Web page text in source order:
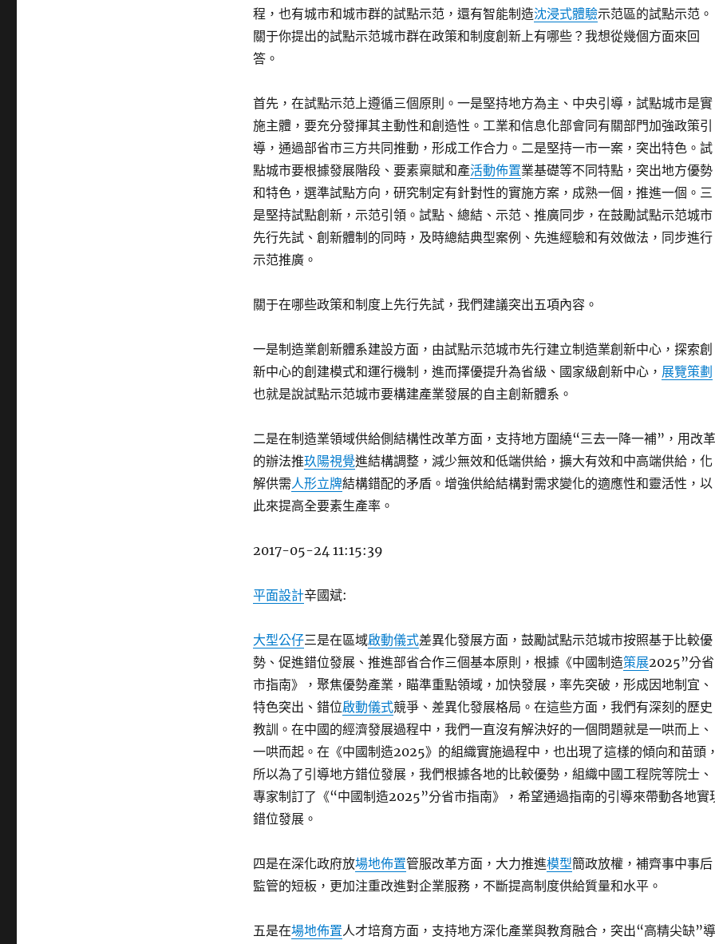
程，也有城市和城市群的試點示范，還有智能制造沈浸式體驗示范區的試點示范。
關于你提出的試點示范城市群在政策和制度創新上有哪些？我想從幾個方面來回
答。
首先，在試點示范上遵循三個原則。一是堅持地方為主、中央引導，試點城市是實
施主體，要充分發揮其主動性和創造性。工業和信息化部會同有關部門加強政策引
導，通過部省市三方共同推動，形成工作合力。二是堅持一市一案，突出特色。試
點城市要根據發展階段、要素稟賦和產活動佈置業基礎等不同特點，突出地方優勢
和特色，選準試點方向，研究制定有針對性的實施方案，成熟一個，推進一個。三
是堅持試點創新，示范引領。試點、總結、示范、推廣同步，在鼓勵試點示范城市
先行先試、創新體制的同時，及時總結典型案例、先進經驗和有效做法，同步進行
示范推廣。
關于在哪些政策和制度上先行先試，我們建議突出五項內容。
一是制造業創新體系建設方面，由試點示范城市先行建立制造業創新中心，探索創
新中心的創建模式和運行機制，進而擇優提升為省級、國家級創新中心， 展覽策劃
也就是說試點示范城市要構建產業發展的自主創新體系。
二是在制造業領域供給側結構性改革方面，支持地方圍繞“三去一降一補”，用改革
的辦法推玖陽視覺進結構調整，減少無效和低端供給，擴大有效和中高端供給，化
解供需人形立牌結構錯配的矛盾。增強供給結構對需求變化的適應性和靈活性，以
此來提高全要素生產率。
2017-05-24 11:15:39
平面設計辛國斌:
大型公仔三是在區域啟動儀式差異化發展方面，鼓勵試點示范城市按照基于比較優
勢、促進錯位發展、推進部省合作三個基本原則，根據《中國制造策展2025”分省
市指南》，聚焦優勢產業，瞄準重點領域，加快發展，率先突破，形成因地制宜、
特色突出、錯位啟動儀式競爭、差異化發展格局。在這些方面，我們有深刻的歷史
教訓。在中國的經濟發展過程中，我們一直沒有解決好的一個問題就是一哄而上、
一哄而起。在《中國制造2025》的組織實施過程中，也出現了這樣的傾向和苗頭
所以為了引導地方錯位發展，我們根據各地的比較優勢，組織中國工程院等院士、
專家制訂了《“中國制造2025”分省市指南》，希望通過指南的引導來帶動各地實
錯位發展。
四是在深化政府放場地佈置管服改革方面，大力推進模型簡政放權，補齊事中事后
監管的短板，更加注重改進對企業服務，不斷提高制度供給質量和水平。
五是在場地佈置人才培育方面，支持地方深化產業與教育融合，突出“高精尖缺”導